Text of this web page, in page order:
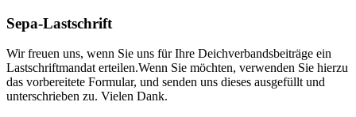
Sepa-Lastschrift
Wir freuen uns, wenn Sie uns für Ihre Deichverbandsbeiträge ein
Lastschriftmandat erteilen.Wenn Sie möchten, verwenden Sie hierzu
das vorbereitete Formular, und senden uns dieses ausgefüllt und
unterschrieben zu. Vielen Dank.